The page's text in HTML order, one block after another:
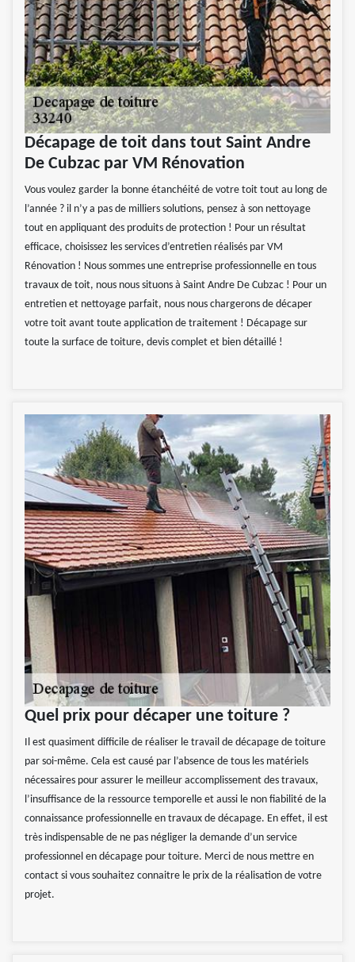
Décapage de toit dans tout Saint Andre
De Cubzac par VM Rénovation
Vous voulez garder la bonne étanchéité de votre toit tout au long de
l’année ? il n’y a pas de milliers solutions, pensez à son nettoyage
tout en appliquant des produits de protection ! Pour un résultat
efficace, choisissez les services d’entretien réalisés par VM
Rénovation ! Nous sommes une entreprise professionnelle en tous
travaux de toit, nous nous situons à Saint Andre De Cubzac ! Pour un
entretien et nettoyage parfait, nous nous chargerons de décaper
votre toit avant toute application de traitement ! Décapage sur
toute la surface de toiture, devis complet et bien détaillé !
Quel prix pour décaper une toiture ?
Il est quasiment difficile de réaliser le travail de décapage de toiture
par soi-même. Cela est causé par l’absence de tous les matériels
nécessaires pour assurer le meilleur accomplissement des travaux,
l’insuffisance de la ressource temporelle et aussi le non fiabilité de la
connaissance professionnelle en travaux de décapage. En effet, il est
très indispensable de ne pas négliger la demande d’un service
professionnel en décapage pour toiture. Merci de nous mettre en
contact si vous souhaitez connaitre le prix de la réalisation de votre
projet.